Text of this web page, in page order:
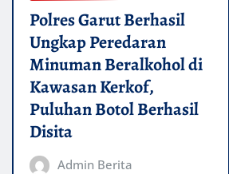
Polres Garut Berhasil
Ungkap Peredaran
Minuman Beralkohol di
Kawasan Kerkof,
Puluhan Botol Berhasil
Disita
Admin Berita